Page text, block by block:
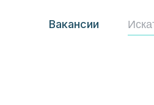
Вакансии